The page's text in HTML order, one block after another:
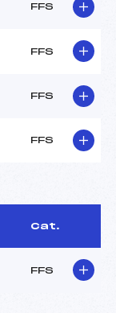
FFS
FFS
FFS
FFS
Cat.
FFS